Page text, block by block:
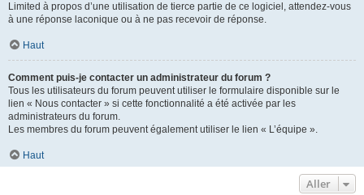
Limited à propos d’une utilisation de tierce partie de ce logiciel, attendez-vous
à une réponse laconique ou à ne pas recevoir de réponse.
Haut
Comment puis-je contacter un administrateur du forum ?
Tous les utilisateurs du forum peuvent utiliser le formulaire disponible sur le
lien « Nous contacter » si cette fonctionnalité a été activée par les
administrateurs du forum.
Les membres du forum peuvent également utiliser le lien « L’équipe ».
Haut
Aller